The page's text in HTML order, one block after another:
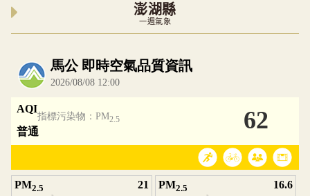
澎湖縣
一週氣象
內嵌空氣品質小工具為視覺預覽，完整即時空